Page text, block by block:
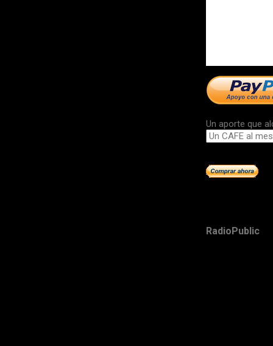
Un aporte que
RadioPublic